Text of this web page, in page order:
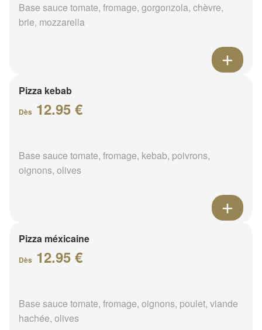
Base sauce tomate, fromage, gorgonzola, chèvre,
brie, mozzarella
Pizza kebab
Dès 12.95 €
Base sauce tomate, fromage, kebab, poivrons,
oignons, olives
Pizza méxicaine
Dès 12.95 €
Base sauce tomate, fromage, oignons, poulet, viande
hachée, olives